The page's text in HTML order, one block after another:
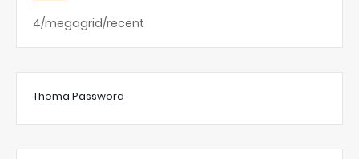
4/megagrid/recent
Thema Password